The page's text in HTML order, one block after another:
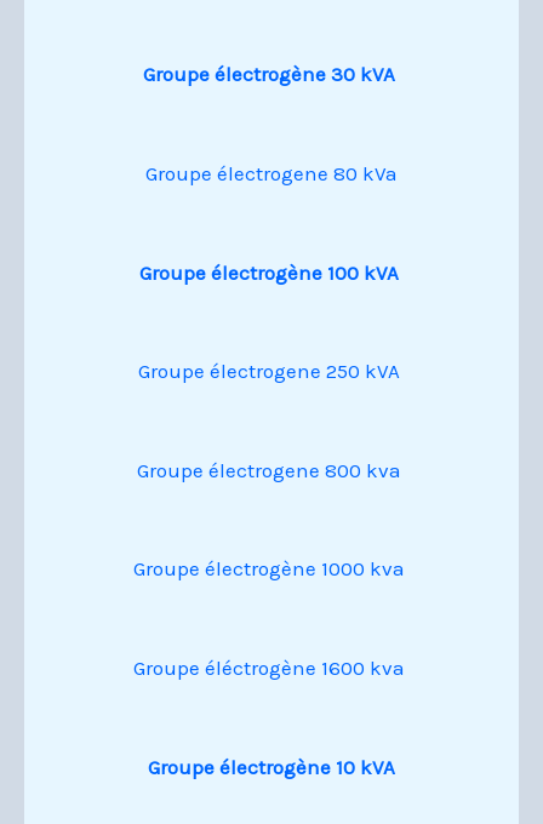
Groupe électrogène 30 kVA
Groupe électrogene 80 kVa
Groupe électrogène 100 kVA
Groupe électrogene 250 kVA
Groupe électrogene 800 kva
Groupe électrogène 1000 kva
Groupe éléctrogène 1600 kva
Groupe électrogène 10 kVA